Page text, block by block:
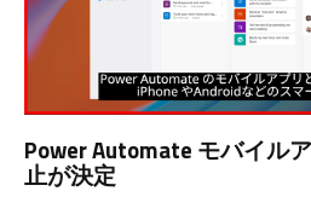
Power Automate モバイル
止が決定